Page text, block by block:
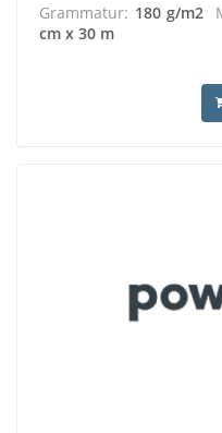
Grammatur: 180 g/m2
cm x 30 m